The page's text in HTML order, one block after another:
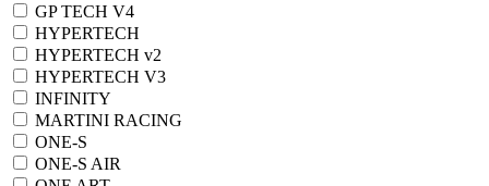
GP TECH V4
HYPERTECH
HYPERTECH v2
HYPERTECH V3
INFINITY
MARTINI RACING
ONE-S
ONE-S AIR